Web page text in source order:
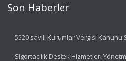
Son Haberler
5520 sayılı Kurumlar Vergisi Kanunu
Sigortacılık Destek Hizmetleri